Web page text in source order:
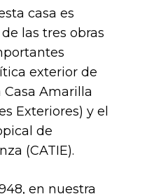
casa es
las tres obras
exterior de
Casa Amarilla
Exteriores) y el
de
(CATIE).
en nuestra